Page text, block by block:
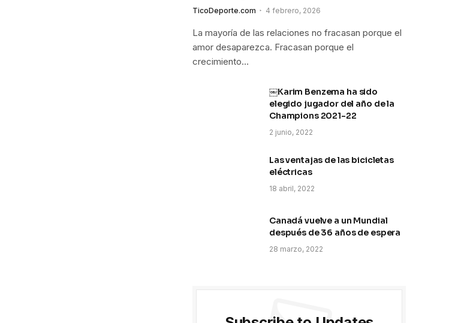
TicoDeporte.com 4 febrero, 2026
La mayoría de las relaciones no fracasan porque el
amor desaparezca. Fracasan porque el
crecimiento…
￼Karim Benzema ha sido
elegido jugador del año de la
Champions 2021-22
2 junio, 2022
Las ventajas de las bicicletas
eléctricas
18 abril, 2022
Canadá vuelve a un Mundial
después de 36 años de espera
28 marzo, 2022